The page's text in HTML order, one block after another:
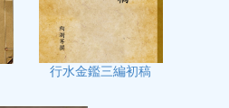
行水金鑑三編初稿